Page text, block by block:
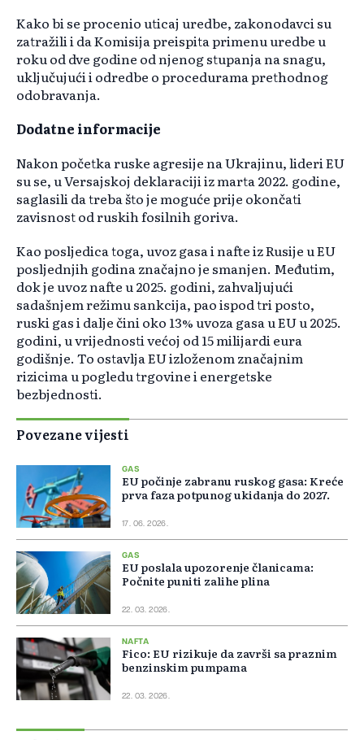
Kako bi se procenio uticaj uredbe, zakonodavci su
zatražili i da Komisija preispita primenu uredbe u
roku od dve godine od njenog stupanja na snagu,
uključujući i odredbe o procedurama prethodnog
odobravanja.
Dodatne informacije
Nakon početka ruske agresije na Ukrajinu, lideri EU
su se, u Versajskoj deklaraciji iz marta 2022. godine,
saglasili da treba što je moguće prije okončati
zavisnost od ruskih fosilnih goriva.
Kao posljedica toga, uvoz gasa i nafte iz Rusije u EU
posljednjih godina značajno je smanjen. Međutim,
dok je uvoz nafte u 2025. godini, zahvaljujući
sadašnjem režimu sankcija, pao ispod tri posto,
ruski gas i dalje čini oko 13% uvoza gasa u EU u 2025.
godini, u vrijednosti većoj od 15 milijardi eura
godišnje. To ostavlja EU izloženom značajnim
rizicima u pogledu trgovine i energetske
bezbjednosti.
Povezane vijesti
GAS
EU počinje zabranu ruskog gasa: Kreće
prva faza potpunog ukidanja do 2027.
17. 06. 2026.
GAS
EU poslala upozorenje članicama:
Počnite puniti zalihe plina
22. 03. 2026.
NAFTA
Fico: EU rizikuje da završi sa praznim
benzinskim pumpama
22. 03. 2026.